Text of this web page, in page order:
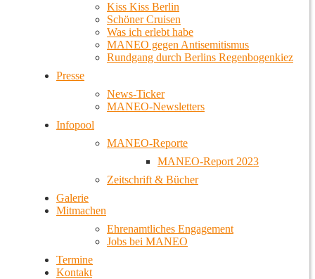
Kiss Kiss Berlin
Schöner Cruisen
Was ich erlebt habe
MANEO gegen Antisemitismus
Rundgang durch Berlins Regenbogenkiez
Presse
News-Ticker
MANEO-Newsletters
Infopool
MANEO-Reporte
MANEO-Report 2023
Zeitschrift & Bücher
Galerie
Mitmachen
Ehrenamtliches Engagement
Jobs bei MANEO
Termine
Kontakt